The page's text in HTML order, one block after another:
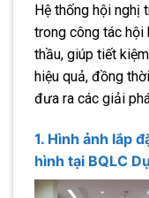
Hệ thống hội nghị
trong công tác hội
thầu, giúp tiết
hiệu quả, đồng
đưa ra các giải
1. Hình ảnh lắp
hình tại BQLC